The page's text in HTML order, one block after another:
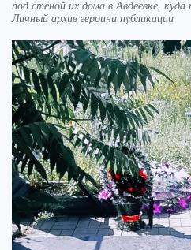
под стеной их дома в Авдеевке,
Личный архив героини публикации